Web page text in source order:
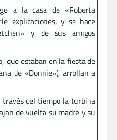
a la casa de «Roberta
explicaciones, y se hace
y de sus amigos
que estaban en la fiesta de
de «Donnie»), arrollan a
través del tiempo la turbina
de vuelta su madre y su